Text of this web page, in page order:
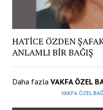
HATİCE ÖZDEN
ANLAMLI BİR BAĞIŞ
Daha fazla VAKFA ÖZEL
VAKFA ÖZEL